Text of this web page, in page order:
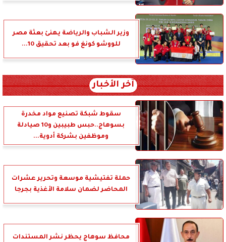
وزير الشباب والرياضة يهنئ بعثة مصر
للووشو كونغ فو بعد تحقيق 10...
آخر الأخبار
سقوط شبكة تصنيع مواد مخدرة
بسوهاج..حبس طبيبين و10 صيادلة
وموظفين بشركة أدوية...
حملة تفتيشية موسعة وتحرير عشرات
المحاضر لضمان سلامة الأغذية بجرجا
محافظ سوهاج يحظر نشر المستندات